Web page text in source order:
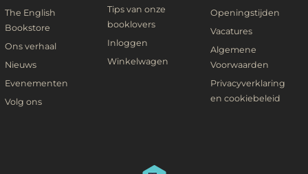
The English
Bookstore
Ons verhaal
Nieuws
Evenementen
Volg ons
Tips van onze
booklovers
Inloggen
Winkelwagen
Openingstijden
Vacatures
Algemene
Voorwaarden
Privacyverklaring
en cookiebeleid